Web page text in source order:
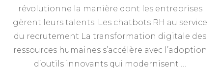
révolutionne la manière dont les entreprises
gèrent leurs talents. Les chatbots RH au service
du recrutement La transformation digitale des
ressources humaines s’accélère avec l’adoption
d’outils innovants qui modernisent …